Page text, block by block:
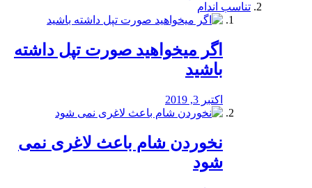
تناسب اندام
اگر میخواهید صورت تپل داشته
باشید
اکتبر 3, 2019
نخوردن شام باعث لاغری نمی
‌شود